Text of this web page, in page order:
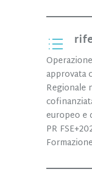
d
approvata
Regionale
europeo e
PR